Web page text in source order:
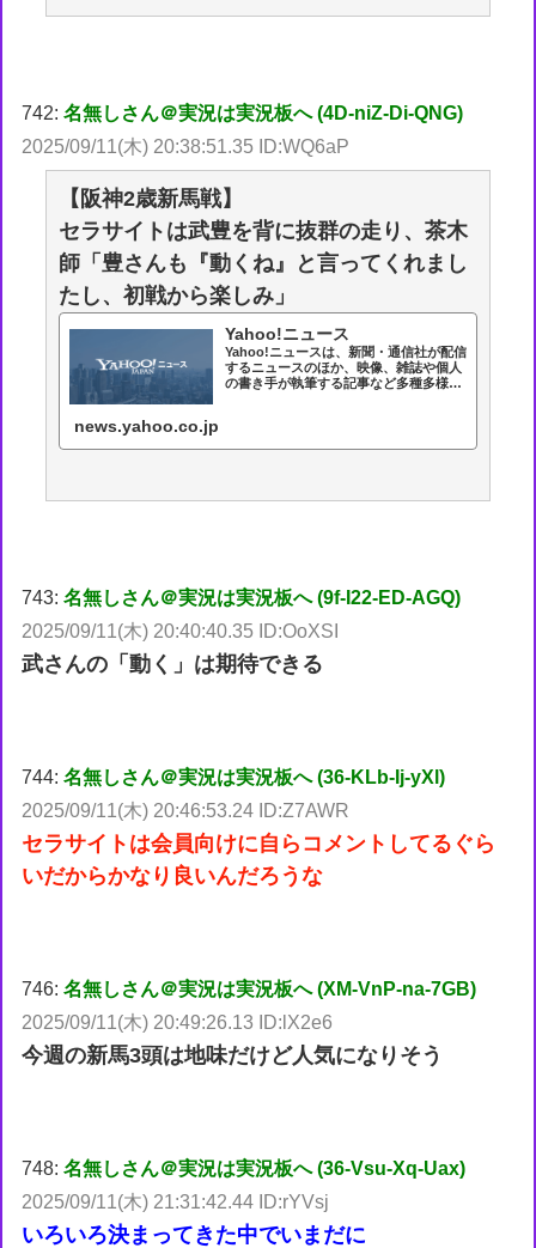
742:名無しさん＠実況は実況板へ (4D-niZ-Di-QNG)
2025/09/11(木) 20:38:51.35 ID:WQ6aP
【阪神2歳新馬戦】
セラサイトは武豊を背に抜群の走り、茶木
師「豊さんも『動くね』と言ってくれまし
たし、初戦から楽しみ」
Yahoo!ニュース
Yahoo!ニュースは、新聞・通信社が配信
するニュースのほか、映像、雑誌や個人
の書き手が執筆する記事など多種多様な
news.yahoo.co.jp
743:名無しさん＠実況は実況板へ (9f-I22-ED-AGQ)
2025/09/11(木) 20:40:40.35 ID:OoXSI
武さんの「動く」は期待できる
744:名無しさん＠実況は実況板へ (36-KLb-Ij-yXl)
2025/09/11(木) 20:46:53.24 ID:Z7AWR
セラサイトは会員向けに自らコメントしてるぐら
いだからかなり良いんだろうな
746:名無しさん＠実況は実況板へ (XM-VnP-na-7GB)
2025/09/11(木) 20:49:26.13 ID:lX2e6
今週の新馬3頭は地味だけど人気になりそう
748:名無しさん＠実況は実況板へ (36-Vsu-Xq-Uax)
2025/09/11(木) 21:31:42.44 ID:rYVsj
いろいろ決まってきた中でいまだに